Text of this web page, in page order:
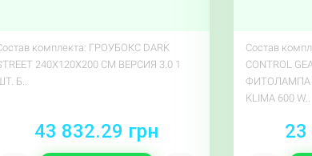
комплекта: ГРОУБОКС DARK
240X120X200 СМ ВЕРСИЯ 3.0 1
Б..
43 832.29 грн
Состав
CONTROL
ФИТОЛАМПА
KLIMA 600 W..
23